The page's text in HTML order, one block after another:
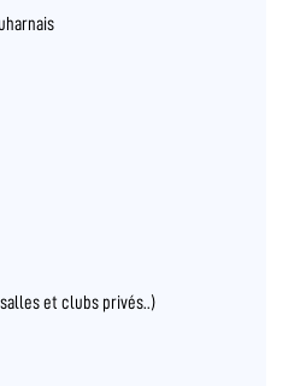
et clubs privés..)